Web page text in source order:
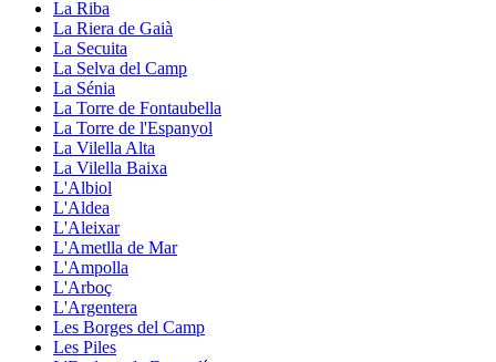
La Riba
La Riera de Gaià
La Secuita
La Selva del Camp
La Sénia
La Torre de Fontaubella
La Torre de l'Espanyol
La Vilella Alta
La Vilella Baixa
L'Albiol
L'Aldea
L'Aleixar
L'Ametlla de Mar
L'Ampolla
L'Arboç
L'Argentera
Les Borges del Camp
Les Piles